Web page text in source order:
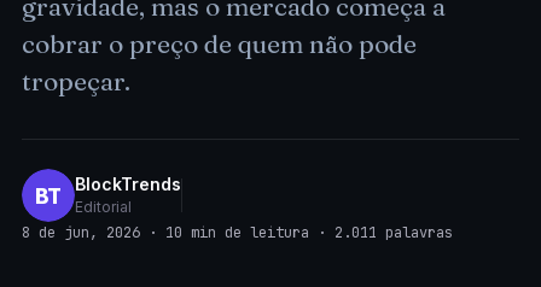
cobrar o preço de quem não pode
tropeçar.
BT
BlockTrends
Editorial
8 de jun, 2026 · 10 min de leitura · 2.011 palavras